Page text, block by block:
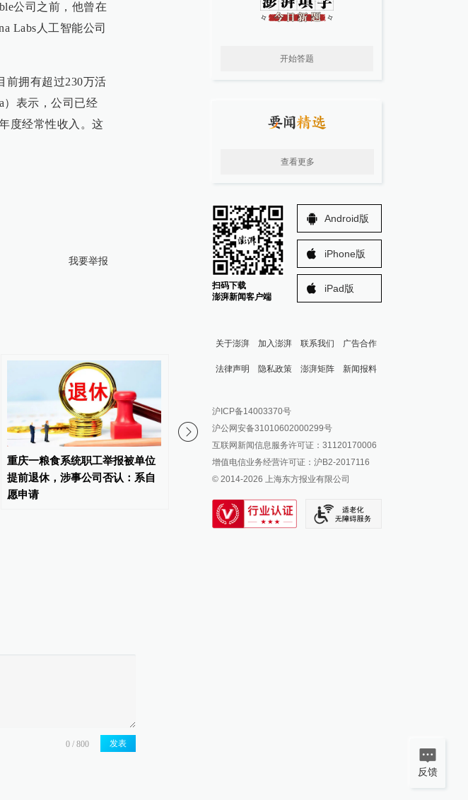
公司之前，他曾在
Labs人工智能公司
前拥有超过230万活
）表示，公司已经
度经常性收入。这
我要举报
重庆一粮食系统职工举报被单位
提前退休，涉事公司否认：系自
愿申请
周杰伦公司声明：对造谣传谣者
证据保全
DeepSeek、腾讯旗下
发表
开始答题
查看更多
扫码下载
澎湃新闻客户端
Android版
iPhone版
iPad版
关于澎湃 加入澎湃 联系我们 广告合作
法律声明 隐私政策 澎湃矩阵
澎湃新闻公众号
澎湃新闻抖音号
派生万物开放平台
IP SHANGHAI
SIXTH TONE
新闻报料
报料邮箱: news@thepaper.cn
沪ICP备14003370号
沪公网安备31010602000299号
互联网新闻信息服务许可证：31120170006
增值电信业务经营许可证：沪B2-2017116
© 2014-2026 上海东方报业有限公司
反馈